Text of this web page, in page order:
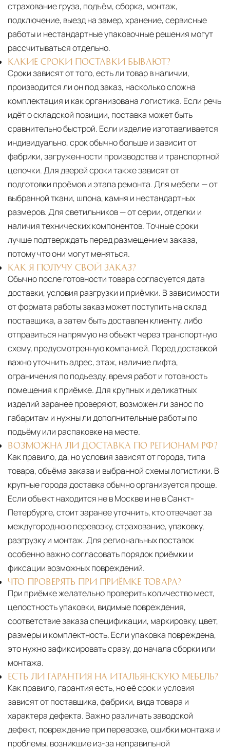
страхование груза, подъём, сборка, монтаж,
подключение, выезд на замер, хранение, сервисные
работы и нестандартные упаковочные решения могут
рассчитываться отдельно.
КАКИЕ СРОКИ ПОСТАВКИ БЫВАЮТ?
Сроки зависят от того, есть ли товар в наличии,
производится ли он под заказ, насколько сложна
комплектация и как организована логистика. Если речь
идёт о складской позиции, поставка может быть
сравнительно быстрой. Если изделие изготавливается
индивидуально, срок обычно больше и зависит от
фабрики, загруженности производства и транспортной
цепочки. Для дверей сроки также зависят от
подготовки проёмов и этапа ремонта. Для мебели — от
выбранной ткани, шпона, камня и нестандартных
размеров. Для светильников — от серии, отделки и
наличия технических компонентов. Точные сроки
лучше подтверждать перед размещением заказа,
потому что они могут меняться.
КАК Я ПОЛУЧУ СВОЙ ЗАКАЗ?
Обычно после готовности товара согласуется дата
доставки, условия разгрузки и приёмки. В зависимости
от формата работы заказ может поступить на склад
поставщика, а затем быть доставлен клиенту, либо
отправиться напрямую на объект через транспортную
схему, предусмотренную компанией. Перед доставкой
важно уточнить адрес, этаж, наличие лифта,
ограничения по подъезду, время работ и готовность
помещения к приёмке. Для крупных и деликатных
изделий заранее проверяют, возможен ли занос по
габаритам и нужны ли дополнительные работы по
подъёму или распаковке на месте.
ВОЗМОЖНА ЛИ ДОСТАВКА ПО РЕГИОНАМ РФ?
Как правило, да, но условия зависят от города, типа
товара, объёма заказа и выбранной схемы логистики. В
крупные города доставка обычно организуется проще.
Если объект находится не в Москве и не в Санкт-
Петербурге, стоит заранее уточнить, кто отвечает за
междугороднюю перевозку, страхование, упаковку,
разгрузку и монтаж. Для региональных поставок
особенно важно согласовать порядок приёмки и
фиксации возможных повреждений.
ЧТО ПРОВЕРЯТЬ ПРИ ПРИЁМКЕ ТОВАРА?
При приёмке желательно проверить количество мест,
целостность упаковки, видимые повреждения,
соответствие заказа спецификации, маркировку, цвет,
размеры и комплектность. Если упаковка повреждена,
это нужно зафиксировать сразу, до начала сборки или
монтажа.
ЕСТЬ ЛИ ГАРАНТИЯ НА ИТАЛЬЯНСКУЮ МЕБЕЛЬ?
Как правило, гарантия есть, но её срок и условия
зависят от поставщика, фабрики, вида товара и
характера дефекта. Важно различать заводской
дефект, повреждение при перевозке, ошибки монтажа и
проблемы, возникшие из-за неправильной